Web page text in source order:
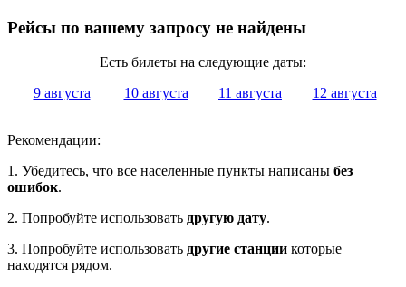
Рейсы по вашему запросу не найдены
Есть билеты на следующие даты:
9 августа
10 августа 11 августа 12 августа
Рекомендации:
1. Убедитесь, что все населенные пункты написаны без
ошибок.
2. Попробуйте использовать другую дату.
3. Попробуйте использовать другие станции которые
находятся рядом.